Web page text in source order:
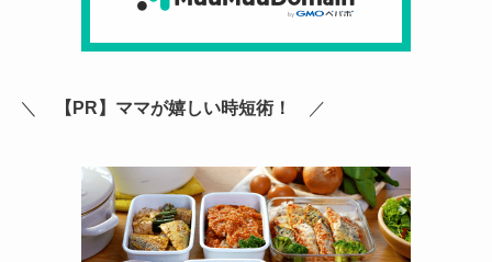
＼ 【PR】ママが嬉しい時短術！ ／